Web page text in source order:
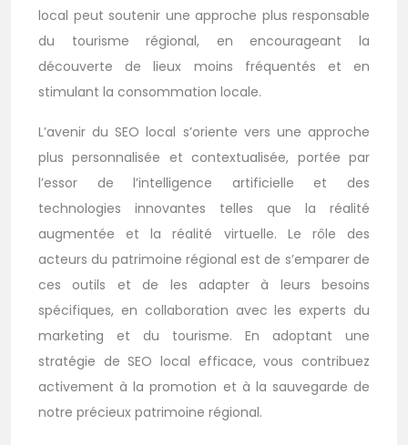
local peut soutenir une approche plus responsable
du tourisme régional, en encourageant la
découverte de lieux moins fréquentés et en
stimulant la consommation locale.
L’avenir du SEO local s’oriente vers une approche
plus personnalisée et contextualisée, portée par
l’essor de l’intelligence artificielle et des
technologies innovantes telles que la réalité
augmentée et la réalité virtuelle. Le rôle des
acteurs du patrimoine régional est de s’emparer de
ces outils et de les adapter à leurs besoins
spécifiques, en collaboration avec les experts du
marketing et du tourisme. En adoptant une
stratégie de SEO local efficace, vous contribuez
activement à la promotion et à la sauvegarde de
notre précieux patrimoine régional.